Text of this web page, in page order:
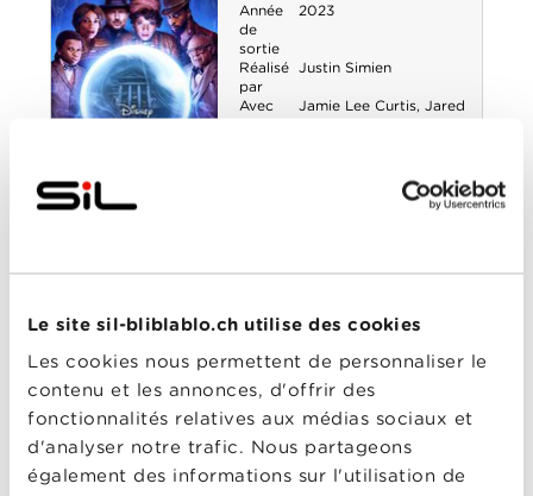
Le site sil-bliblablo.ch utilise des cookies
Les cookies nous permettent de personnaliser le
contenu et les annonces, d'offrir des
fonctionnalités relatives aux médias sociaux et
d'analyser notre trafic. Nous partageons
également des informations sur l'utilisation de
0-0
Année
de
sortie
2023
Réalisé
par
Justin Simien
Avec Jamie Lee Curtis, Jared
0-0
sortie
par
Al Madrigal
Harris
,Jared Leto
Smith ,Michael Keaton,